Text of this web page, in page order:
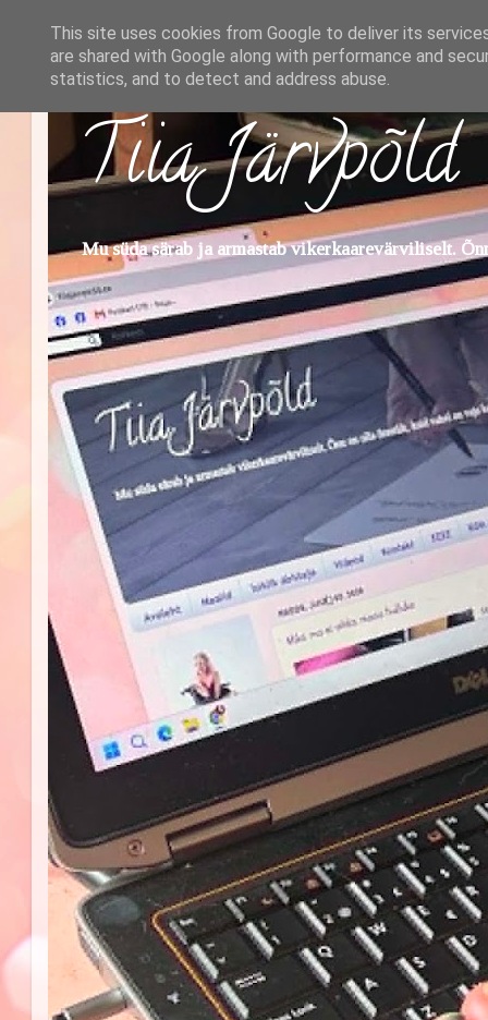
Tiia Järvpõld
Mu süda särab ja armastab vikerkaarevärviliselt.
This site uses cookies from Google to deliver its
are shared with Google along with performance and
statistics, and to detect and address abuse.